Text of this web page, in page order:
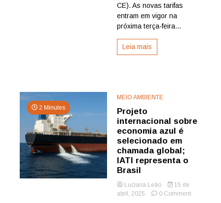
CE). As novas tarifas
entram em vigor na
próxima terça-feira...
Leia mais
2 Minutes
MEIO AMBIENTE
Projeto
internacional sobre
economia azul é
selecionado em
chamada global;
IATI representa o
Brasil
Luciana Leão
15 de
abril, 2025
0 Commenton